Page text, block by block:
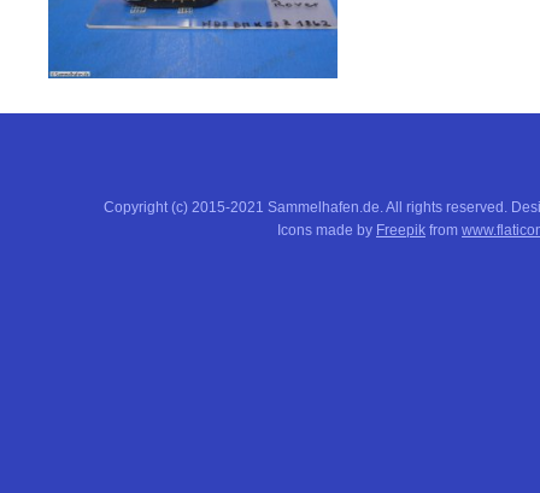
Copyright (c) 2015-2021 Sammelhafen.de. All rights reserved.
Icons made by Freepik from